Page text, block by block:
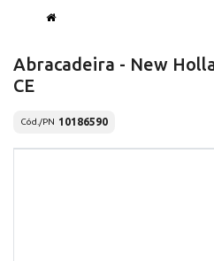
Abracadeira - New
CE
Cód./PN 10186590